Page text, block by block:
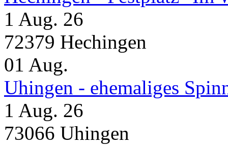
1 Aug. 26
72379 Hechingen
01 Aug.
Uhingen - ehemaliges
1 Aug. 26
73066 Uhingen